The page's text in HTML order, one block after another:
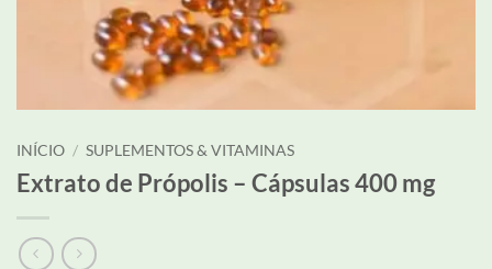
INÍCIO / SUPLEMENTOS & VITAMINAS
Extrato de Própolis – Cápsulas 400 mg